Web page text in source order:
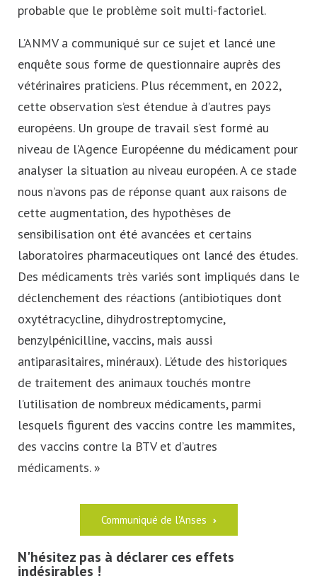
probable que le problème soit multi-factoriel.
L’ANMV a communiqué sur ce sujet et lancé une
enquête sous forme de questionnaire auprès des
vétérinaires praticiens. Plus récemment, en 2022,
cette observation s’est étendue à d’autres pays
européens. Un groupe de travail s’est formé au
niveau de l’Agence Européenne du médicament pour
analyser la situation au niveau européen. A ce stade
nous n’avons pas de réponse quant aux raisons de
cette augmentation, des hypothèses de
sensibilisation ont été avancées et certains
laboratoires pharmaceutiques ont lancé des études.
Des médicaments très variés sont impliqués dans le
déclenchement des réactions (antibiotiques dont
oxytétracycline, dihydrostreptomycine,
benzylpénicilline, vaccins, mais aussi
antiparasitaires, minéraux). L’étude des historiques
de traitement des animaux touchés montre
l’utilisation de nombreux médicaments, parmi
lesquels figurent des vaccins contre les mammites,
des vaccins contre la BTV et d’autres
médicaments. »
Communiqué de l'Anses
N'hésitez pas à déclarer ces effets
indésirables !